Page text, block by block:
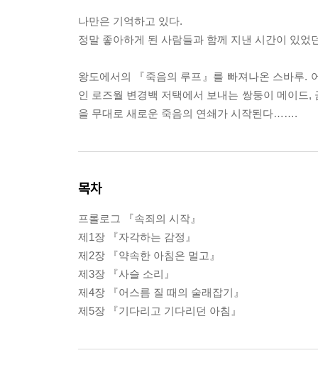
나만은 기억하고 있다.
정말 좋아하게 된 사람들과 함께 지낸 시간이 있었
왕도에서의 『죽음의 루프』를 빠져나온 스바루.
인 로즈월 변경백 저택에서 보내는 쌍둥이 메이드
을 무대로 새로운 죽음의 연쇄가 시작된다…….
목차
프롤로그 『속죄의 시작』
제1장 『자각하는 감정』
제2장 『약속한 아침은 멀고』
제3장 『사슬 소리』
제4장 『어스름 질 때의 술래잡기』
제5장 『기다리고 기다리던 아침』